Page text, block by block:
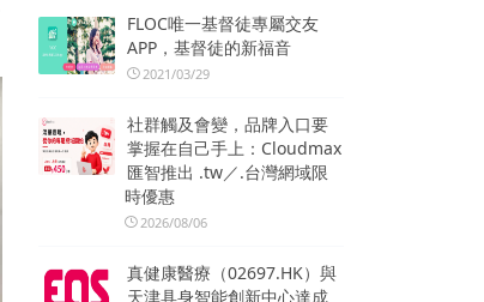
FLOC唯一基督徒專屬交友
APP，基督徒的新福音
2021/03/29
社群觸及會變，品牌入口要
掌握在自己手上：Cloudmax
匯智推出 .tw／.台灣網域限
時優惠
2026/08/06
真健康醫療（02697.HK）與
天津具身智能創新中心達成